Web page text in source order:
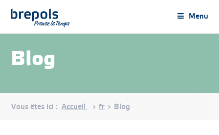
Menu
Blog
Vous êtes ici : Accueil > fr > Blog